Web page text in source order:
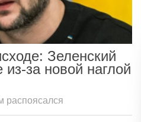
Зеленский
за новой наглой
распоясался